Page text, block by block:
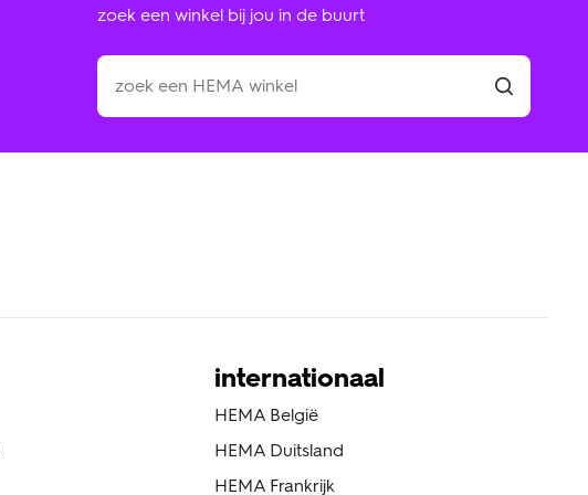
zoek een winkel bij jou in de buurt
internationaal
HEMA België
HEMA Duitsland
HEMA Frankrijk